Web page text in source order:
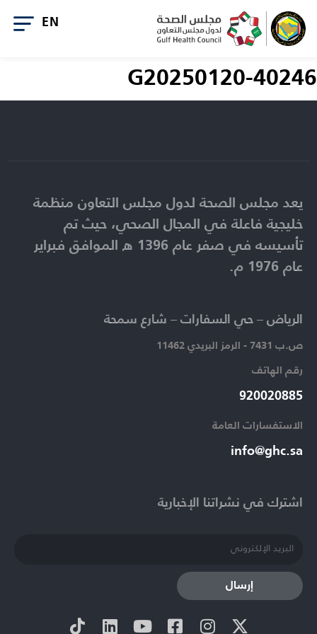
G20250120-40246
اشترك في نشراتنا الإخبارية​
إرسال
الرياض – حي السفارات – شارع سمحة​
ص.ب 7431 - الرمز البريدي 11462
رقم الهاتف​
920020885​
الاستفسارات العامة ​
info@ghc.sa​
يعد مجلس الصحة لدول مجلس التعاون منظمة
خليجية فاعلة في المجال الصحي، حيث تم
تأسيسه في صفر عام 1396 ه الموافق فبراير
عام 1976 م.